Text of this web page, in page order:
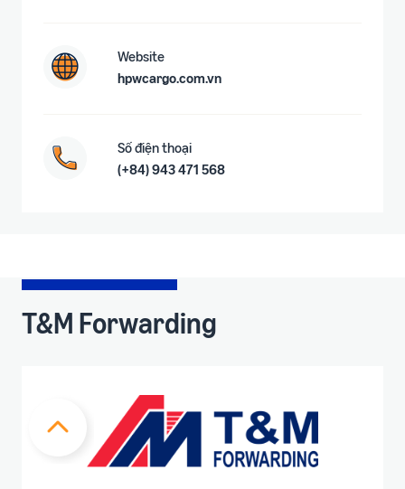
Website
hpwcargo.com.vn
Số điện thoại
(+84) 943 471 568
T&M Forwarding